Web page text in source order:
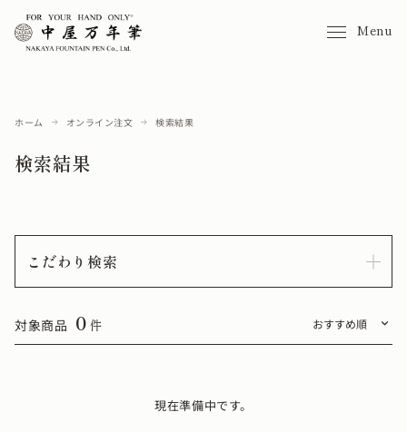
Menu
ホーム オンライン注文 検索結果
検索結果
こだわり検索
対象商品 0 件
現在準備中です。